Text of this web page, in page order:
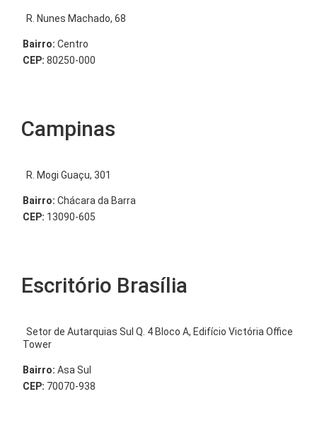
R. Nunes Machado, 68
Bairro: Centro
CEP: 80250-000
Campinas
R. Mogi Guaçu, 301
Bairro: Chácara da Barra
CEP: 13090-605
Escritório Brasília
Setor de Autarquias Sul Q. 4 Bloco A, Edifício Victória Office
Tower
Bairro: Asa Sul
CEP: 70070-938